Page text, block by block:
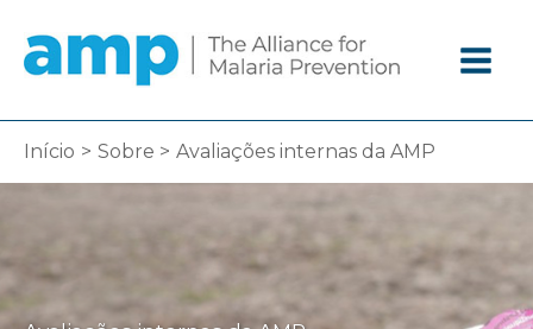
diretamente
para
o
conteúdo
Início Sobre Avaliações internas da AMP